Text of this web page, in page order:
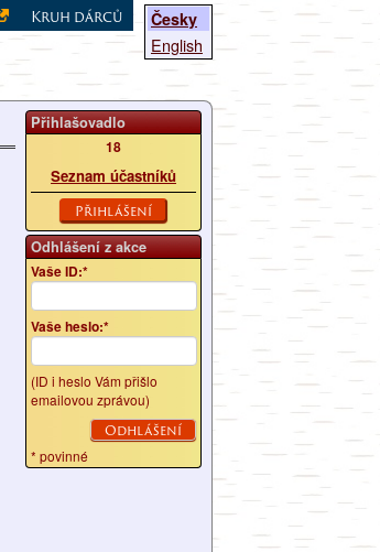
Česky
English
Kruh dárců
Přihlašovadlo
18
Seznam účastníků
Přihlášení
Odhlášení z akce
Vaše ID:*
Vaše heslo:*
(ID i heslo Vám přišlo
emailovou zprávou)
* povinné